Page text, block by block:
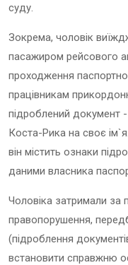
суду.
Зокрема, чоловік в
пасажиром рейсового
проходження
працівникам
підроблений документ
Коста-Рика на своє ім`я
він містить ознаки
даними власника
Чоловіка затримали за
правопорушення,
(підроблення
встановити справжню